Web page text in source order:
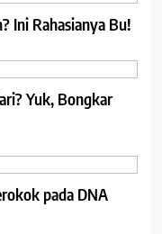
Ini Rahasianya Bu!
Yuk, Bongkar
pada DNA